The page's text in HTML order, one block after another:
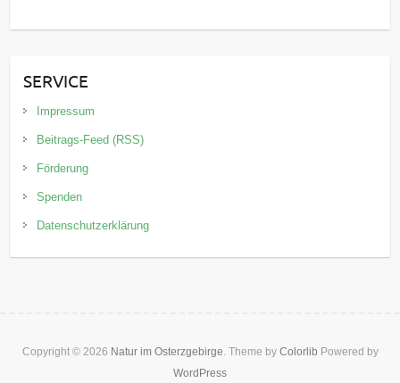
SERVICE
Impressum
Beitrags-Feed (RSS)
Förderung
Spenden
Datenschutzerklärung
Copyright © 2026 Natur im Osterzgebirge . Theme by Colorlib Powered by
WordPress